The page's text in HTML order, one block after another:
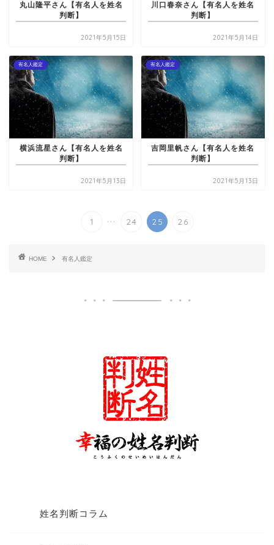
丸山隆平さん【有名人を姓名
判断】
2021年5月15日
川口春奈さん【有名人を姓名
判断】
2021年5月14日
有名人鑑定
横浜流星さん【有名人を姓名
判断】
2021年5月13日
有名人鑑定
吉岡里帆さん【有名人を姓名
判断】
2021年5月13日
1 ... 24 25 26
HOME 有名人鑑定
姓名判断コラム